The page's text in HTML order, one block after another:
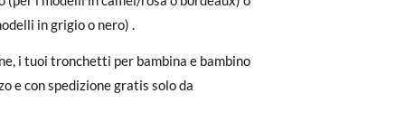
in grigio o nero) .
i tuoi tronchetti per bambina e bambino
e con spedizione gratis solo da
il pagamento come ospite, visita la
per l'acquisto. Un'etichetta di reso
l'etichetta fornita presso qualsiasi
17,2 17,9 18,5 19,2 19,9